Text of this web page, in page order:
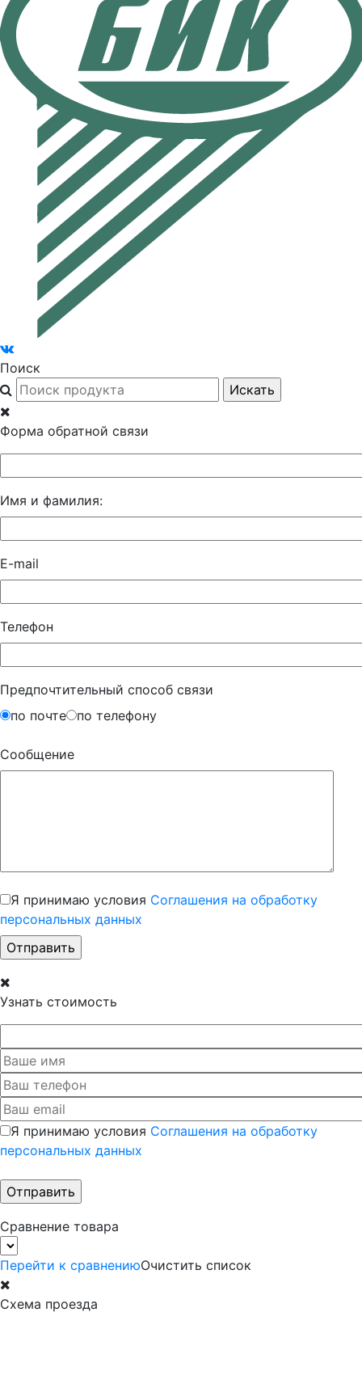
Поиск
Форма обратной связи
Имя и фамилия:
E-mail
Телефон
Предпочтительный способ связи
по почте
по телефону
Сообщение
Я принимаю условия Соглашения на обработку
персональных данных
Узнать стоимость
Я принимаю условия Соглашения на обработку
персональных данных
Сравнение товара
Перейти к сравнениюОчистить список
Схема проезда